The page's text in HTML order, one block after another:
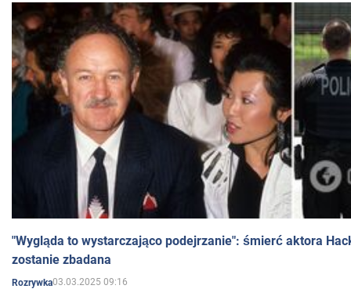
"Wygląda to wystarczająco podejrzanie": śmierć aktora
zostanie zbadana
Rozrywka03.03.2025 09:16